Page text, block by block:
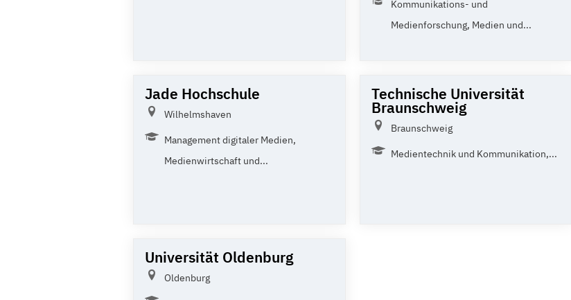
Kommunikations- und
Medienforschung, Medien und...
Jade Hochschule
Wilhelmshaven
Management digitaler Medien,
Medienwirtschaft und...
Technische Universität
Braunschweig
Braunschweig
Medientechnik und Kommunikation,...
Universität Oldenburg
Oldenburg